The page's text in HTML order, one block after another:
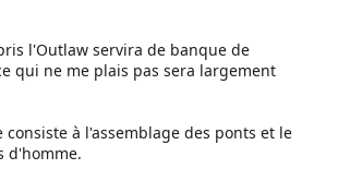
l'Outlaw servira de banque de
qui ne me plais pas sera largement
consiste à l'assemblage des ponts et le
d'homme.